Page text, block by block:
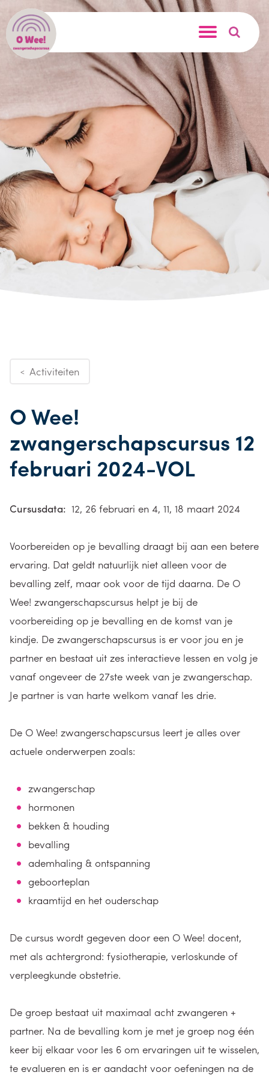
< Activiteiten
O Wee!
zwangerschapscursus 12
februari 2024-VOL
Cursusdata: 12, 26 februari en 4, 11, 18 maart 2024
Voorbereiden op je bevalling draagt bij aan een betere
ervaring. Dat geldt natuurlijk niet alleen voor de
bevalling zelf, maar ook voor de tijd daarna. De O
Wee! zwangerschapscursus helpt je bij de
voorbereiding op je bevalling en de komst van je
kindje. De zwangerschapscursus is er voor jou en je
partner en bestaat uit zes interactieve lessen en volg je
vanaf ongeveer de 27ste week van je zwangerschap.
Je partner is van harte welkom vanaf les drie.
De O Wee! zwangerschapscursus leert je alles over
actuele onderwerpen zoals:
zwangerschap
hormonen
bekken & houding
bevalling
ademhaling & ontspanning
geboorteplan
kraamtijd en het ouderschap
De cursus wordt gegeven door een O Wee! docent,
met als achtergrond: fysiotherapie, verloskunde of
verpleegkunde obstetrie.
De groep bestaat uit maximaal acht zwangeren +
partner. Na de bevalling kom je met je groep nog één
keer bij elkaar voor les 6 om ervaringen uit te wisselen,
te evalueren en is er aandacht voor oefeningen na de